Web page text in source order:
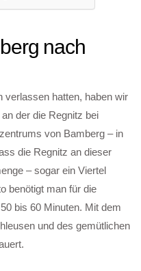
nach
verlassen hatten, haben wir
der die Regnitz bei
von Bamberg – in
die Regnitz an dieser
– sogar ein Viertel
benötigt man für die
bis 60 Minuten. Mit dem
und des gemütlichen